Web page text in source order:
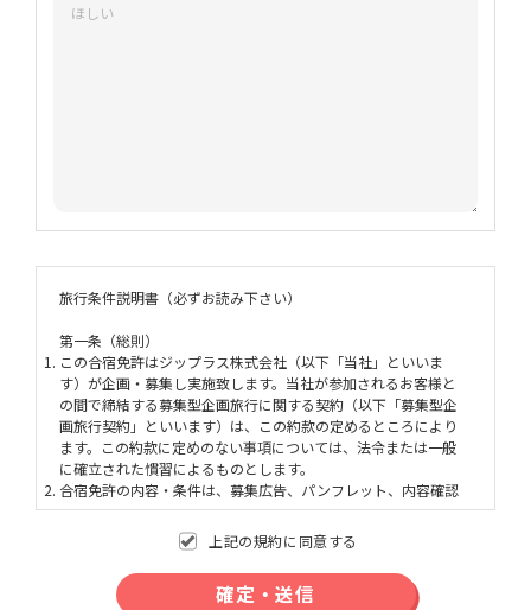
旅行条件説明書（必ずお読み下さい）
第一条（総則）
この合宿免許はジップラス株式会社（以下「当社」といいま
す）が企画・募集し実施致します。当社が参加されるお客様と
の間で締結する募集型企画旅⾏に関する契約（以下「募集型企
画旅行契約」といいます）は、この約款の定めるところにより
ます。この約款に定めのない事項については、法令または⼀般
に確⽴された慣習によるものとします。
合宿免許の内容・条件は、募集広告、パンフレット、内容確認
書面、旅行条件説明書及び標準旅行業約款募集型企画旅行契約
の部によります。
当社が法令に反せず、且つ、お客様の不利にならない範囲で書
面による特約を結んだときは、前項の規定にかかわらずその特
約が優先します。
上記の規約に同意する
確定・送信